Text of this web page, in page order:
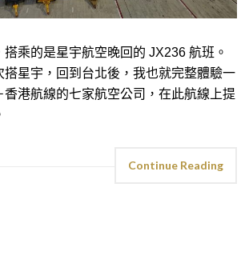
乘的是星宇航空晚回的 JX236 航班。
搭星宇，回到台北後，我也就完整體驗一
香港航線的七家航空公司，在此航線上提
Continue Reading